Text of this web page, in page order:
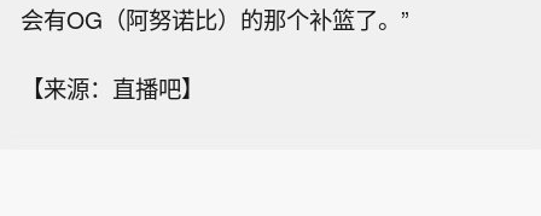
会有OG（阿努诺比）的那个补篮了。”
【来源：直播吧】